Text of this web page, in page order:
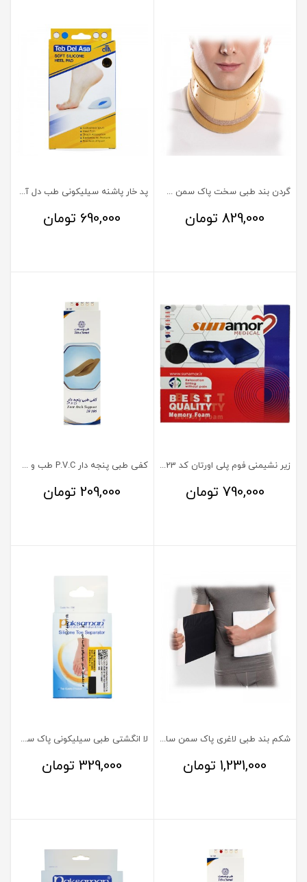
گردن بند طبی سخت پاک سمن سایز XL
829,000تومان
پد خار پاشنه سیلیکونی طب دل آسا
690,000 تومان
زیر نشیمنی فوم پلی اورتان کد 2023 سان آمور
790,000 تومان
کفی طبی پنجه دار P.V.C طب و صنعت سایز 38-39
209,000تومان
شکم بند طبی لاغری پاک سمن سایز XL
1,231,000 تومان
لا انگشتی طبی سیلیکونی پاک سمن
329,000تومان